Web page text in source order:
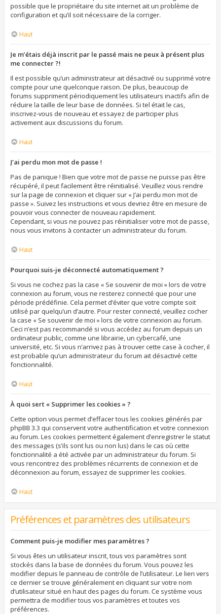
possible que le propriétaire du site internet ait un problème de
configuration et qu’il soit nécessaire de la corriger.
Haut
Je m’étais déjà inscrit par le passé mais ne peux à présent plus
me connecter ?!
Il est possible qu’un administrateur ait désactivé ou supprimé votre
compte pour une quelconque raison. De plus, beaucoup de
forums suppriment périodiquement les utilisateurs inactifs afin de
réduire la taille de leur base de données. Si tel était le cas,
inscrivez-vous de nouveau et essayez de participer plus
activement aux discussions du forum.
Haut
J’ai perdu mon mot de passe !
Pas de panique ! Bien que votre mot de passe ne puisse pas être
récupéré, il peut facilement être réinitialisé. Veuillez vous rendre
sur la page de connexion et cliquer sur « J’ai perdu mon mot de
passe ». Suivez les instructions et vous devriez être en mesure de
pouvoir vous connecter de nouveau rapidement.
Cependant, si vous ne pouvez pas réinitialiser votre mot de passe,
nous vous invitons à contacter un administrateur du forum.
Haut
Pourquoi suis-je déconnecté automatiquement ?
Si vous ne cochez pas la case « Se souvenir de moi » lors de votre
connexion au forum, vous ne resterez connecté que pour une
période prédéfinie. Cela permet d’éviter que votre compte soit
utilisé par quelqu’un d’autre. Pour rester connecté, veuillez cocher
la case « Se souvenir de moi » lors de votre connexion au forum.
Ceci n’est pas recommandé si vous accédez au forum depuis un
ordinateur public, comme une librairie, un cybercafé, une
université, etc. Si vous n’arrivez pas à trouver cette case à cocher, il
est probable qu’un administrateur du forum ait désactivé cette
fonctionnalité.
Haut
À quoi sert « Supprimer les cookies » ?
Cette option vous permet d’effacer tous les cookies générés par
phpBB 3.3 qui conservent votre authentification et votre connexion
au forum. Les cookies permettent également d’enregistrer le statut
des messages (s’ils sont lus ou non lus) dans le cas où cette
fonctionnalité a été activée par un administrateur du forum. Si
vous rencontrez des problèmes récurrents de connexion et de
déconnexion au forum, essayez de supprimer les cookies.
Haut
Préférences et paramètres des utilisateurs
Comment puis-je modifier mes paramètres ?
Si vous êtes un utilisateur inscrit, tous vos paramètres sont
stockés dans la base de données du forum. Vous pouvez les
modifier depuis le panneau de contrôle de l’utilisateur. Le lien vers
ce dernier se trouve généralement en cliquant sur votre nom
d’utilisateur situé en haut des pages du forum. Ce système vous
permettra de modifier tous vos paramètres et toutes vos
préférences.